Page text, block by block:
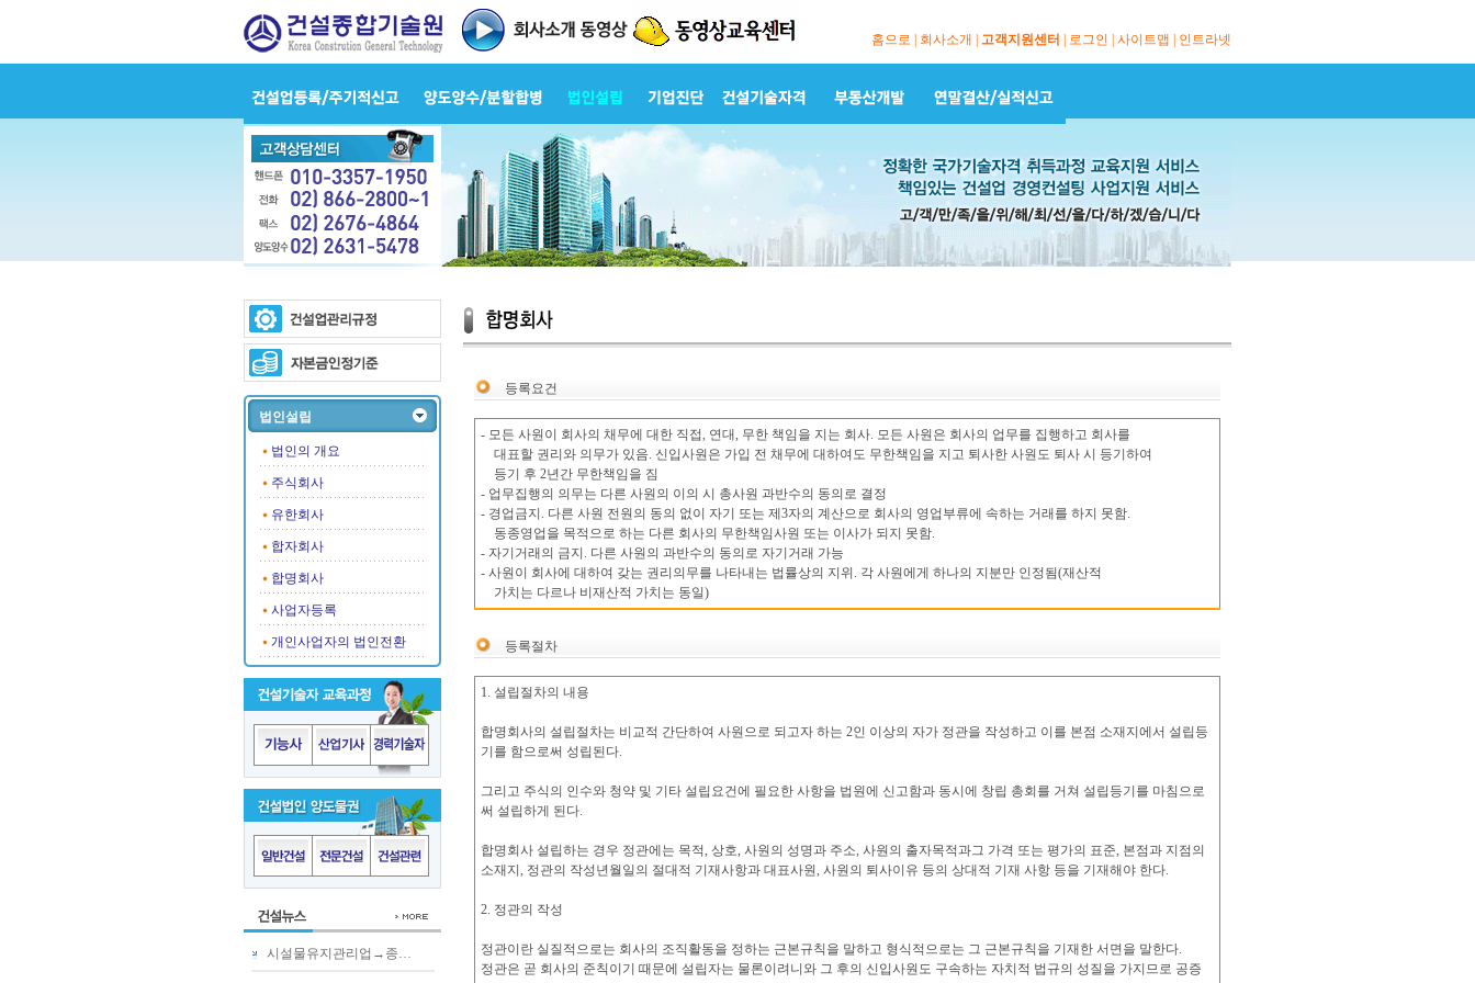
홈으로 회사소개 고객지원센터 로그인 사이트맵 인트라넷
법인설립
법인의 개요
주식회사
유한회사
합자회사
합명회사
사업자등록
개인사업자의 법인전환
시설물유지관리업→종…
등록요건
- 모든 사원이 회사의 채무에 대한 직접, 연대, 무한 책임을 지는 회사. 모든 사원은 회사의 업무를 집행하고 회사를
대표할 권리와 의무가 있음. 신입사원은 가입 전 채무에 대하여도 무한책임을 지고 퇴사한 사원도 퇴사 시 등기하여
등기 후 2년간 무한책임을 짐
- 업무집행의 의무는 다른 사원의 이의 시 총사원 과반수의 동의로 결정
- 경업금지. 다른 사원 전원의 동의 없이 자기 또는 제3자의 계산으로 회사의 영업부류에 속하는 거래를 하지 못함.
동종영업을 목적으로 하는 다른 회사의 무한책임사원 또는 이사가 되지 못함.
- 자기거래의 금지. 다른 사원의 과반수의 동의로 자기거래 가능
- 사원이 회사에 대하여 갖는 권리의무를 나타내는 법률상의 지위. 각 사원에게 하나의 지분만 인정됨(재산적
가치는 다르나 비재산적 가치는 동일)
등록절차
1. 설립절차의 내용
합명회사의 설립절차는 비교적 간단하여 사원으로 되고자 하는 2인 이상의 자가 정관을 작성하고 이를 본점 소재지에서 설립등
기를 함으로써 성립된다.
그리고 주식의 인수와 청약 및 기타 설립요건에 필요한 사항을 법원에 신고함과 동시에 창립 총회를 거쳐 설립등기를 마침으로
써 설립하게 된다.
합명회사 설립하는 경우 정관에는 목적, 상호, 사원의 성명과 주소, 사원의 출자목적과그 가격 또는 평가의 표준, 본점과 지점의
소재지, 정관의 작성년월일의 절대적 기재사항과 대표사원, 사원의 퇴사이유 등의 상대적 기재 사항 등을 기재해야 한다.
2. 정관의 작성
정관이란 실질적으로는 회사의 조직활동을 정하는 근본규칙을 말하고 형식적으로는 그 근본규칙을 기재한 서면을 말한다.
정관은 곧 회사의 준칙이기 때문에 설립자는 물론이려니와 그 후의 신입사원도 구속하는 자치적 법규의 성질을 가지므로 공증